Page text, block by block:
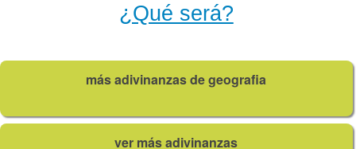
¿Qué será?
más adivinanzas de geografia
ver más adivinanzas